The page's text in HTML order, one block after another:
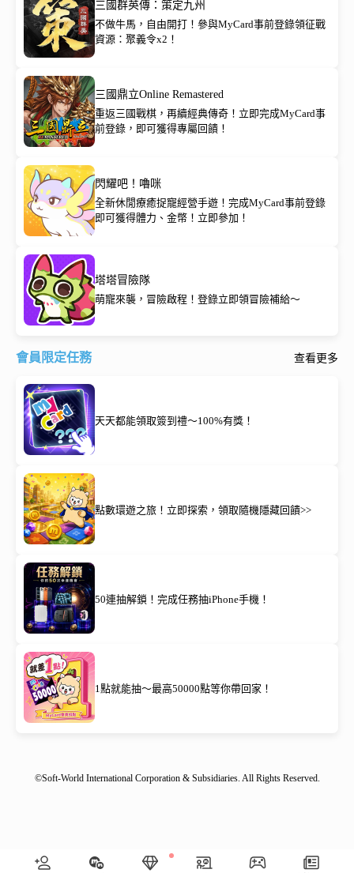
三國群英傳：策定九州
不做牛馬，自由開打！參與MyCard事前登錄領征戰
資源：聚義令x2！
三國鼎立Online Remastered
重返三國戰棋，再續經典傳奇！立即完成MyCard事
前登錄，即可獲得專屬回饋！
閃耀吧！嚕咪
全新休閒療癒捉寵經營手遊！完成MyCard事前登錄
即可獲得體力、金幣！立即參加！
塔塔冒險隊
萌寵來襲，冒險啟程！登錄立即領冒險補給～
會員限定任務 查看更多
天天都能領取簽到禮～100%有獎！
點數環遊之旅！立即探索，領取隨機隱藏回饋>>
50連抽解鎖！完成任務抽iPhone手機！
1點就能抽～最高50000點等你帶回家！
©Soft-World International Corporation & Subsidiaries. All Rights Reserved.